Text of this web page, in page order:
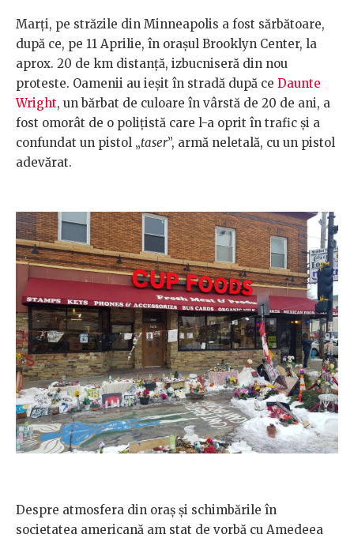
Marți, pe străzile din Minneapolis a fost sărbătoare,
după ce, pe 11 Aprilie, în orașul Brooklyn Center, la
aprox. 20 de km distanță, izbucniseră din nou
proteste. Oamenii au ieșit în stradă după ce Daunte
Wright, un bărbat de culoare în vârstă de 20 de ani, a
fost omorât de o polițistă care l-a oprit în trafic și a
confundat un pistol „taser”, armă neletală, cu un pistol
adevărat.
Despre atmosfera din oraș și schimbările în
societatea americană am stat de vorbă cu Amedeea